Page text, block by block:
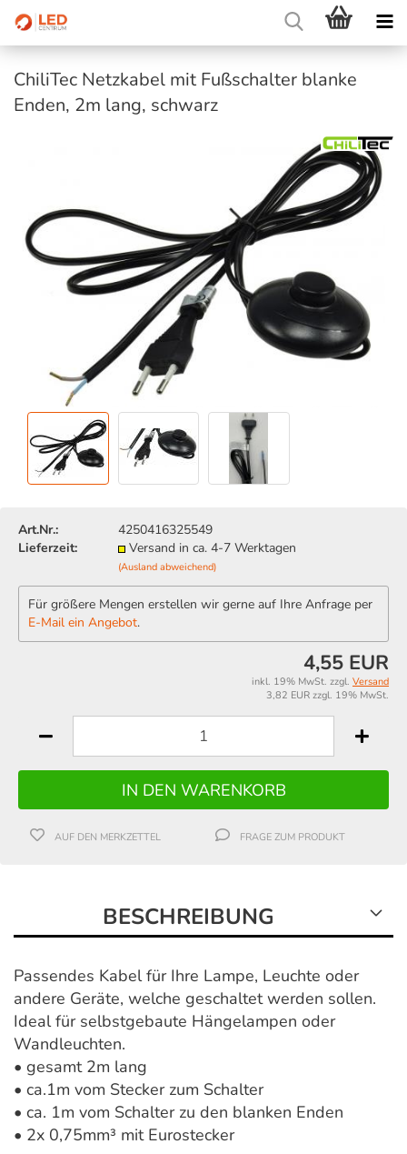
ChiliTec Netzkabel mit Fußschalter blanke
Enden, 2m lang, schwarz
Art.Nr.:
4250416325549
Lieferzeit:
Versand in ca. 4-7 Werktagen
(Ausland abweichend)
Für größere Mengen erstellen wir gerne auf Ihre Anfrage per
E-Mail ein Angebot.
4,55 EUR
inkl. 19% MwSt. zzgl. Versand
3,82 EUR zzgl. 19% MwSt.
AUF DEN MERKZETTEL FRAGE ZUM PRODUKT
BESCHREIBUNG
Passendes Kabel für Ihre Lampe, Leuchte oder
andere Geräte, welche geschaltet werden sollen.
Ideal für selbstgebaute Hängelampen oder
Wandleuchten.
• gesamt 2m lang
• ca.1m vom Stecker zum Schalter
• ca. 1m vom Schalter zu den blanken Enden
• 2x 0,75mm³ mit Eurostecker